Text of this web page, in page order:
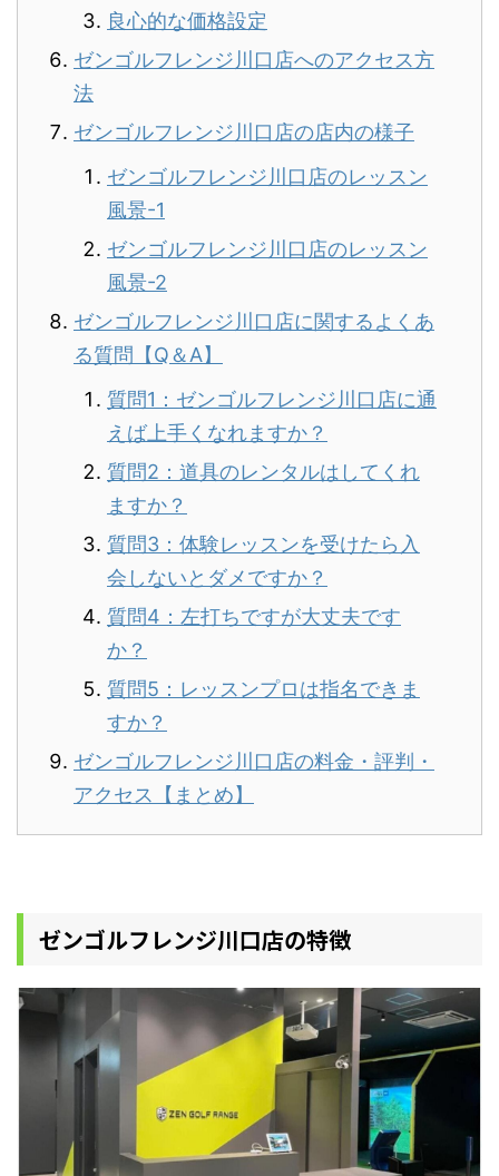
良心的な価格設定
ゼンゴルフレンジ川口店へのアクセス方
法
ゼンゴルフレンジ川口店の店内の様子
ゼンゴルフレンジ川口店のレッスン
風景-1
ゼンゴルフレンジ川口店のレッスン
風景-2
ゼンゴルフレンジ川口店に関するよくあ
る質問【Q＆A】
質問1：ゼンゴルフレンジ川口店に通
えば上手くなれますか？
質問2：道具のレンタルはしてくれ
ますか？
質問3：体験レッスンを受けたら入
会しないとダメですか？
質問4：左打ちですが大丈夫です
か？
質問5：レッスンプロは指名できま
すか？
ゼンゴルフレンジ川口店の料金・評判・
アクセス【まとめ】
ゼンゴルフレンジ川口店の特徴